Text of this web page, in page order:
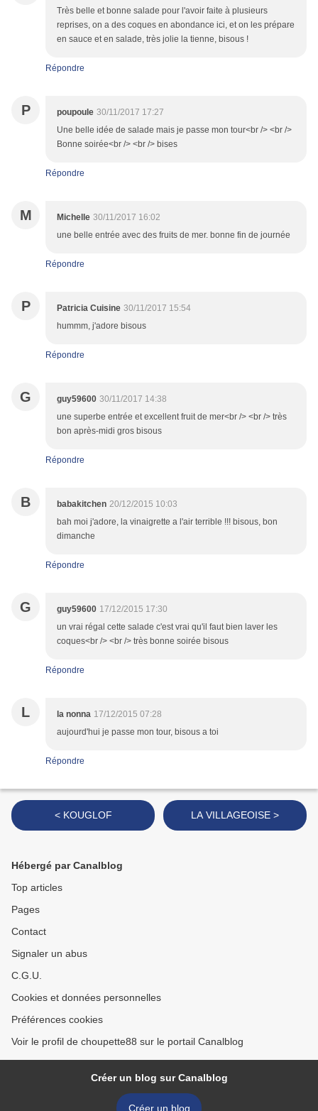
Très belle et bonne salade pour l'avoir faite à plusieurs
reprises, on a des coques en abondance ici, et on les prépare
en sauce et en salade, très jolie la tienne, bisous !
Répondre
P poupoule 30/11/2017 17:27
Une belle idée de salade mais je passe mon tour<br /> <br />
Bonne soirée<br /> <br /> bises
Répondre
M Michelle 30/11/2017 16:02
une belle entrée avec des fruits de mer. bonne fin de journée
Répondre
P Patricia Cuisine 30/11/2017 15:54
hummm, j'adore bisous
Répondre
G guy59600 30/11/2017 14:38
une superbe entrée et excellent fruit de mer<br /> <br /> très
bon après-midi gros bisous
Répondre
B babakitchen 20/12/2015 10:03
bah moi j'adore, la vinaigrette a l'air terrible !!! bisous, bon
dimanche
Répondre
G guy59600 17/12/2015 17:30
un vrai régal cette salade c'est vrai qu'il faut bien laver les
coques<br /> <br /> très bonne soirée bisous
Répondre
L la nonna 17/12/2015 07:28
aujourd'hui je passe mon tour, bisous a toi
Répondre
< KOUGLOF LA VILLAGEOISE >
Hébergé par Canalblog
Top articles
Pages
Contact
Signaler un abus
C.G.U.
Cookies et données personnelles
Préférences cookies
Voir le profil de choupette88 sur le portail Canalblog
Créer un blog sur Canalblog
Créer un blog